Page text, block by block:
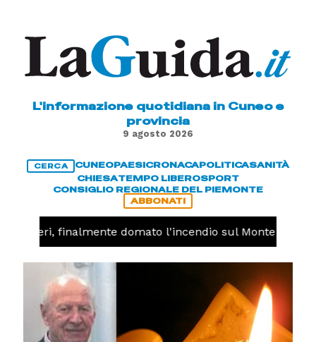
L'informazione quotidiana in Cuneo e
provincia
9 agosto 2026
CERCA CUNEOPAESICRONACAPOLITICASANITÀ
CHIESATEMPO LIBEROSPORT
CONSIGLIO REGIONALE DEL PIEMONTE
ABBONATI
Valdieri, finalmente domato l'incendio sul Monte Piastra